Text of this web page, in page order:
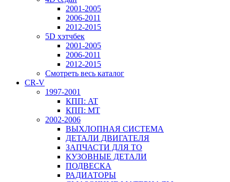
2001-2005
2006-2011
2012-2015
5D хэтчбек
2001-2005
2006-2011
2012-2015
Смотреть весь каталог
CR-V
1997-2001
КПП: AT
КПП: MT
2002-2006
ВЫХЛОПНАЯ СИСТЕМА
ДЕТАЛИ ДВИГАТЕЛЯ
ЗАПЧАСТИ ДЛЯ ТО
КУЗОВНЫЕ ДЕТАЛИ
ПОДВЕСКА
РАДИАТОРЫ